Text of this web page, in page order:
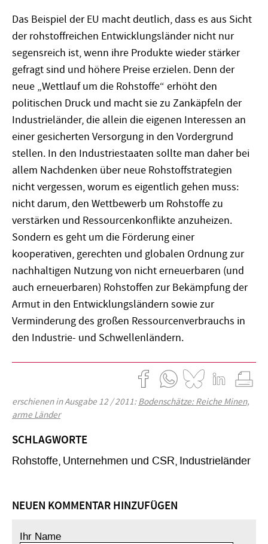
Das Beispiel der EU macht deutlich, dass es aus Sicht
der rohstoffreichen Entwicklungsländer nicht nur
segensreich ist, wenn ihre Produkte wieder stärker
gefragt sind und höhere Preise erzielen. Denn der
neue „Wettlauf um die Rohstoffe“ erhöht den
politischen Druck und macht sie zu Zankäpfeln der
Industrieländer, die allein die eigenen Interessen an
einer gesicherten Versorgung in den Vordergrund
stellen. In den Industriestaaten sollte man daher bei
allem Nachdenken über neue Rohstoffstrategien
nicht vergessen, worum es eigentlich gehen muss:
nicht darum, den Wettbewerb um Rohstoffe zu
verstärken und Ressourcenkonflikte anzuheizen.
Sondern es geht um die Förderung einer
kooperativen, gerechten und globalen Ordnung zur
nachhaltigen Nutzung von nicht erneuerbaren (und
auch erneuerbaren) Rohstoffen zur Bekämpfung der
Armut in den Entwicklungsländern sowie zur
Verminderung des großen Ressourcenverbrauchs in
den Industrie- und Schwellenländern.
erschienen in Ausgabe 12 / 2011:Bodenschätze: Reiche Minen,
arme Länder
SCHLAGWORTE
Rohstoffe Unternehmen und CSR Industrieländer
NEUEN KOMMENTAR HINZUFÜGEN
Ihr Name